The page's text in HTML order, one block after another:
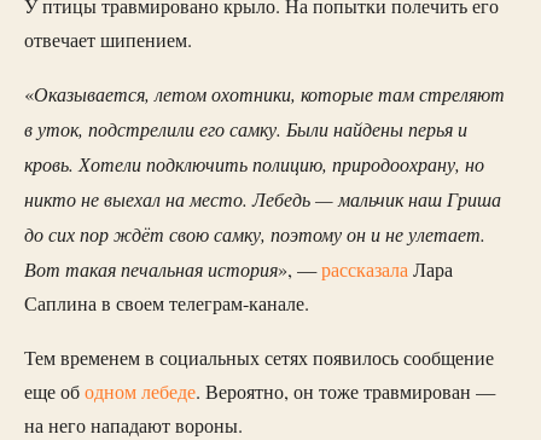
У птицы травмировано крыло. На попытки полечить его
отвечает шипением.
«Оказывается, летом охотники, которые там стреляют
в уток, подстрелили его самку. Были найдены перья и
кровь. Хотели подключить полицию, природоохрану, но
никто не выехал на место. Лебедь — мальчик наш Гриша
до сих пор ждёт свою самку, поэтому он и не улетает.
Вот такая печальная история», —рассказалаЛара
Саплина в своем телеграм-канале.
Тем временем в социальных сетях появилось сообщение
еще ободном лебеде. Вероятно, он тоже травмирован —
на него нападают вороны.